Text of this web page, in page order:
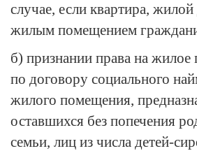
случае, если квартира,
жилым помещением
б) признании права на
по договору социального
жилого помещения,
оставшихся без попечения
семьи, лиц из числа детей-